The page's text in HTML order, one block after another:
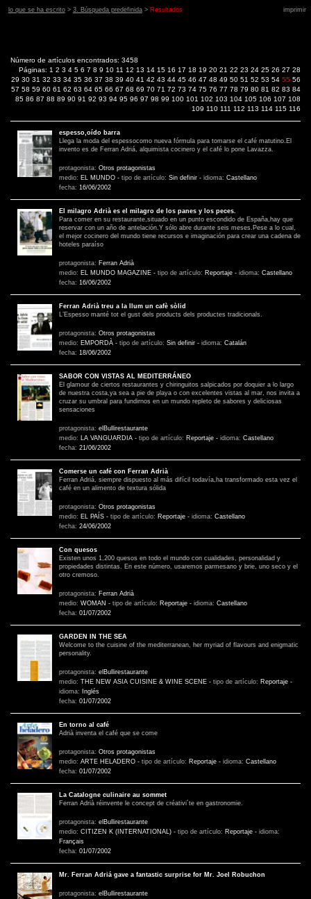
lo que se ha escrito> 3. Búsqueda predefinida> Resultados imprimir
Número de artículos encontrados: 3458
Páginas: 1 2 3 4 5 6 7 8 9 10 11 12 13 14 15 16 17 18 19 20 21 22 23 24 25 26 27 28
29 30 31 32 33 34 35 36 37 38 39 40 41 42 43 44 45 46 47 48 49 50 51 52 53 54 55 56
57 58 59 60 61 62 63 64 65 66 67 68 69 70 71 72 73 74 75 76 77 78 79 80 81 82 83 84
85 86 87 88 89 90 91 92 93 94 95 96 97 98 99 100 101 102 103 104 105 106 107 108
109 110 111 112 113 114 115 116
espesso,oído barra
Llega la moda del espessocomo nueva fórmula para tomarse el café matutino.El
invento es de Ferran Adriá, alquimista cocinero y el café lo pone Lavazza.
protagonista: Otros protagonistas
medio: EL MUNDO - tipo de artículo: Sin definir - idioma: Castellano
fecha: 16/06/2002
El milagro Adrià es el milagro de los panes y los peces.
Para comer en su restaurante,situado en un punto escondido de España,hay que
reservar con un año de antelación.Y sólo abre durante seis meses.Pese a lo cual,
el mejor cocinero del mundo tiene recursos e imaginación para crear una cadena de
hoteles paraíso
protagonista: Ferran Adrià
medio: EL MUNDO MAGAZINE - tipo de artículo: Reportaje - idioma: Castellano
fecha: 16/06/2002
Ferran Adrià treu a la llum un cafè sòlid
L’Espesso manté tot el gust dels products dels productes tradicionals.
protagonista: Otros protagonistas
medio: EMPORDÀ - tipo de artículo: Sin definir - idioma: Catalán
fecha: 18/06/2002
SABOR CON VISTAS AL MEDITERRÁNEO
El glamour de ciertos restaurantes y chiringuitos salpicados por doquier a lo largo
de nuestra costa,ya sea a pie de playa o con excelentes vistas al mar, nos invita a
cruzar su umbral para fundirnos en un mundo repleto de sabores y deliciosas
sensaciones
protagonista: elBullirestaurante
medio: LA VANGUARDIA - tipo de artículo: Reportaje - idioma: Castellano
fecha: 21/06/2002
Comerse un café con Ferran Adrià
Ferran Adriá, siempre dispuesto al más difícil todavía,ha transformado esta vez el
café en un alimento de textura sólida
protagonista: Otros protagonistas
medio: EL PAÍS - tipo de artículo: Reportaje - idioma: Castellano
fecha: 24/06/2002
Con quesos
Existen unos 1,200 quesos en todo el mundo con cualidades, personalidad y
propiedades distintas. En este número, usaremos parmesano y brie, uno seco y el
otro cremoso.
protagonista: Ferran Adrià
medio: WOMAN - tipo de artículo: Reportaje - idioma: Castellano
fecha: 01/07/2002
GARDEN IN THE SEA
Welcome to the cuisine of the mediterranean, her myriad of flavours and enigmatic
personality.
protagonista: elBullirestaurante
medio: THE NEW ASIA CUISINE & WINE SCENE - tipo de artículo: Reportaje -
idioma:
Inglés
fecha: 01/07/2002
En torno al café
Adrià inventa el café que se come
protagonista: Otros protagonistas
medio: ARTE HELADERO - tipo de artículo: Reportaje - idioma: Castellano
fecha: 01/07/2002
La Catalogne culinaire au sommet
Ferran Adrià réinvente le concept de créativi´te en gastronomie.
protagonista: elBullirestaurante
medio: CITIZEN K (INTERNATIONAL) - tipo de artículo: Reportaje - idioma:
Français
fecha: 01/07/2002
Mr. Ferran Adriá gave a fantastic surprise for Mr. Joel Robuchon
protagonista: elBullirestaurante